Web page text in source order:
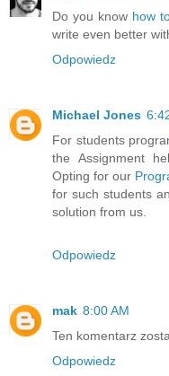
Do you know how
write even better
Odpowiedz
Michael Jones
For students
the Assignment
Opting for our
for such students
solution from us.
Odpowiedz
mak 8:00 AM
Ten komentarz
Odpowiedz